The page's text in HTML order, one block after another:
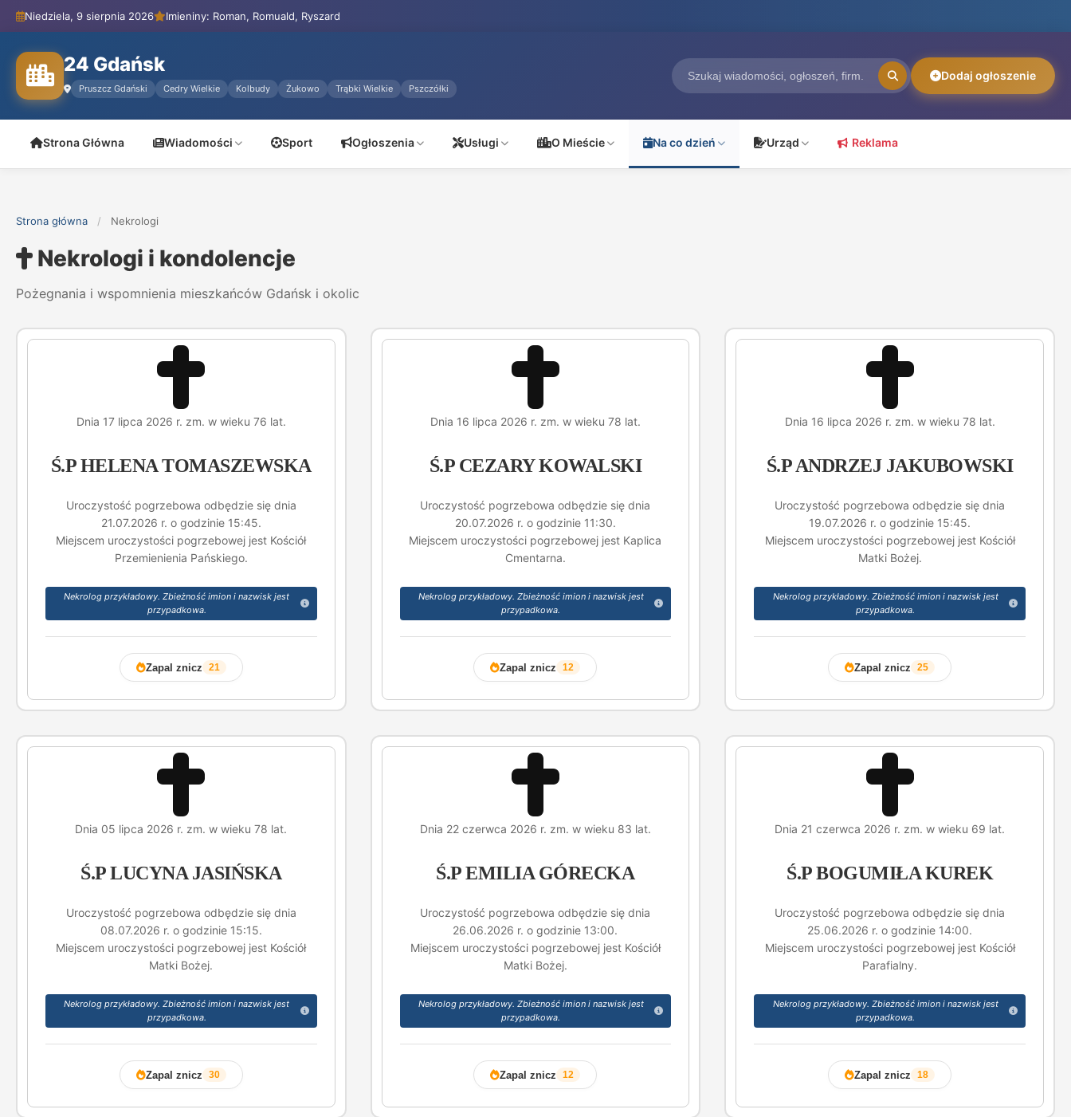
Niedziela, 9 sierpnia 2026 Imieniny: Roman, Romuald, Ryszard
24 Gdańsk
Pruszcz Gdański Cedry Wielkie Kolbudy Żukowo Trąbki Wielkie Pszczółki
Dodaj ogłoszenie
Strona Główna Wiadomości Sport Ogłoszenia Usługi O Mieście Na co dzień Urząd Reklama
Strona główna / Nekrologi
Nekrologi i kondolencje
Pożegnania i wspomnienia mieszkańców Gdańsk i okolic
Dnia 17 lipca 2026 r. zm. w wieku 76 lat.
Ś.P HELENA TOMASZEWSKA
Uroczystość pogrzebowa odbędzie się dnia
21.07.2026 r. o godzinie 15:45.
Miejscem uroczystości pogrzebowej jest Kościół
Przemienienia Pańskiego.
Nekrolog przykładowy. Zbieżność imion i nazwisk jest
przypadkowa.
Zapal znicz 21
Dnia 16 lipca 2026 r. zm. w wieku 78 lat.
Ś.P CEZARY KOWALSKI
Uroczystość pogrzebowa odbędzie się dnia
20.07.2026 r. o godzinie 11:30.
Miejscem uroczystości pogrzebowej jest Kaplica
Cmentarna.
Nekrolog przykładowy. Zbieżność imion i nazwisk jest
przypadkowa.
Zapal znicz 12
Dnia 16 lipca 2026 r. zm. w wieku 78 lat.
Ś.P ANDRZEJ JAKUBOWSKI
Uroczystość pogrzebowa odbędzie się dnia
19.07.2026 r. o godzinie 15:45.
Miejscem uroczystości pogrzebowej jest Kościół
Matki Bożej.
Nekrolog przykładowy. Zbieżność imion i nazwisk jest
przypadkowa.
Zapal znicz 25
Dnia 05 lipca 2026 r. zm. w wieku 78 lat.
Ś.P LUCYNA JASIŃSKA
Uroczystość pogrzebowa odbędzie się dnia
08.07.2026 r. o godzinie 15:15.
Miejscem uroczystości pogrzebowej jest Kościół
Matki Bożej.
Nekrolog przykładowy. Zbieżność imion i nazwisk jest
przypadkowa.
Zapal znicz 30
Dnia 22 czerwca 2026 r. zm. w wieku 83 lat.
Ś.P EMILIA GÓRECKA
Uroczystość pogrzebowa odbędzie się dnia
26.06.2026 r. o godzinie 13:00.
Miejscem uroczystości pogrzebowej jest Kościół
Matki Bożej.
Nekrolog przykładowy. Zbieżność imion i nazwisk jest
przypadkowa.
Zapal znicz 12
Dnia 21 czerwca 2026 r. zm. w wieku 69 lat.
Ś.P BOGUMIŁA KUREK
Uroczystość pogrzebowa odbędzie się dnia
25.06.2026 r. o godzinie 14:00.
Miejscem uroczystości pogrzebowej jest Kościół
Parafialny.
Nekrolog przykładowy. Zbieżność imion i nazwisk jest
przypadkowa.
Zapal znicz 18